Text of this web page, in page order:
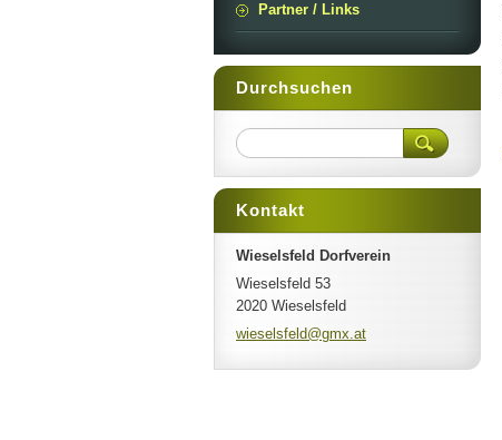
Partner / Links
Durchsuchen
Kontakt
Wieselsfeld Dorfverein
Wieselsfeld 53
2020 Wieselsfeld
wieselsfeld@gmx.at